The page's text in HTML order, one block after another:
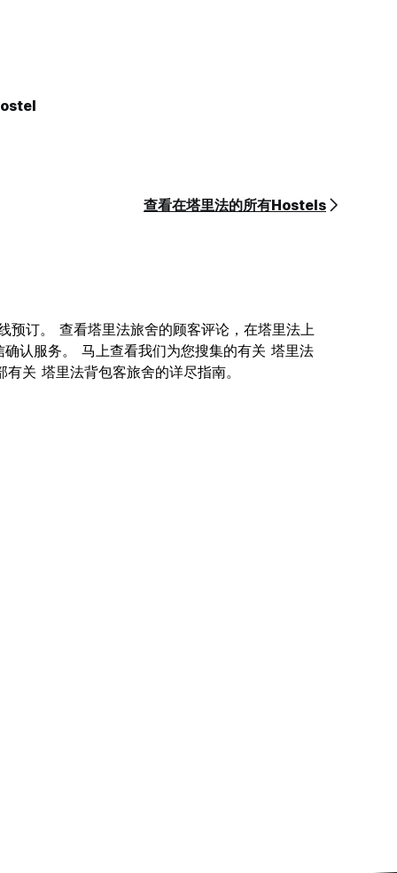
查看在塔里法的所有Hostels
订。 查看塔里法旅舍的顾客评论，在塔里法上
认服务。 马上查看我们为您搜集的有关 塔里法
关 塔里法背包客旅舍的详尽指南。